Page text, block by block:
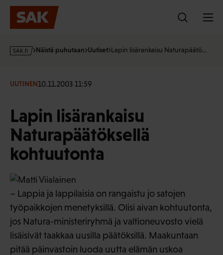
Hyppää
sisältöön
s
·
Näistä puhutaan Uutiset Lapin lisärankaisu Naturapäätö…
UUTINEN10.11.2003 11:59
Lapin lisärankaisu
Naturapäätöksellä
kohtuutonta
– Lappia ja lappilaisia on rangaistu jo satojen
työpaikkojen menetyksillä. Olisi aivan kohtuutonta,
jos Natura-ministeriryhmä ja valtioneuvosto vielä
lisäisivät taakkaa uusilla päätöksillä. Maakuntaan
pitää päinvastoin luoda uutta elämän uskoa